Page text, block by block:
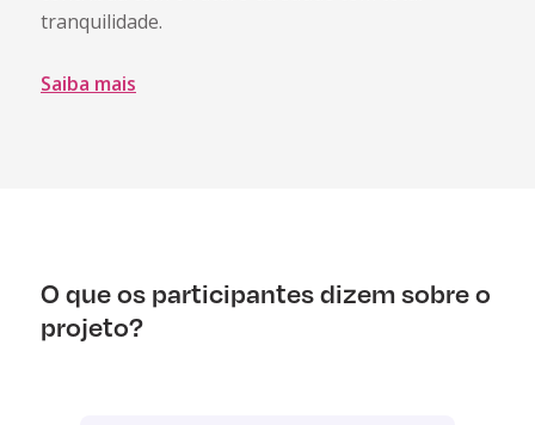
tranquilidade.
Saiba mais
O que os participantes dizem sobre o
projeto?